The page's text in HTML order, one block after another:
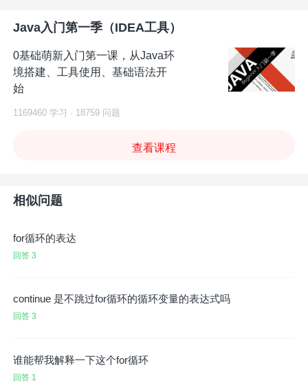
Java入门第一季（IDEA工具）
0基础萌新入门第一课，从Java环
境搭建、工具使用、基础语法开
始
1169460 学习 · 18759 问题
查看课程
相似问题
for循环的表达
回答 3
continue 是不跳过for循环的循环变量的表达式吗
回答 3
谁能帮我解释一下这个for循环
回答 1